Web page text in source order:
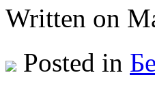
Written on
Posted in